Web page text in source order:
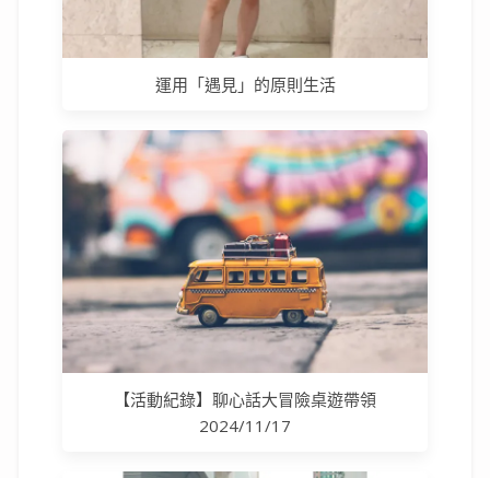
運用「遇見」的原則生活
【活動紀錄】聊心話大冒險桌遊帶領
2024/11/17